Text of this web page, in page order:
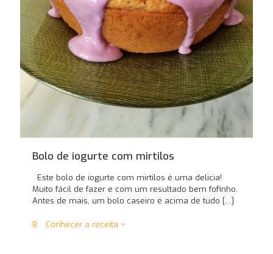
Bolo de iogurte com mirtilos
Este bolo de iogurte com mirtilos é uma delicia!
Muito fácil de fazer e com um resultado bem fofinho.
Antes de mais, um bolo caseiro é acima de tudo […]
8 Conhecer a receita >